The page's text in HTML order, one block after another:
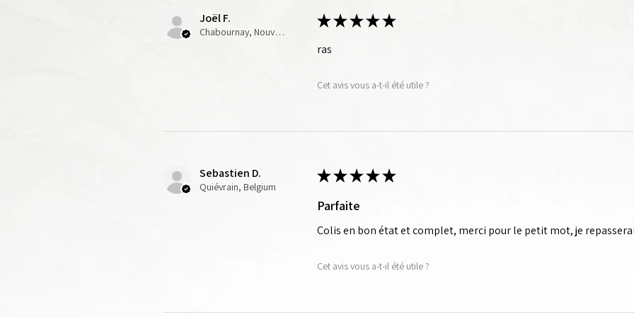
Joël F.
Chabournay, Nouvelle-Aquitaine
★★★★★
ras
Cet avis vous a-t-il été utile ?
Sebastien D.
Quiévrain, Belgium
★★★★★
Parfaite
Colis en bon état et complet, merci pour le petit mot, je
Cet avis vous a-t-il été utile ?